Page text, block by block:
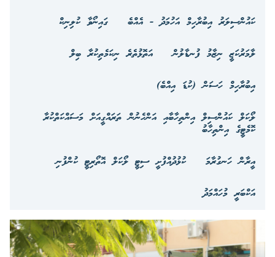
ކައުންސިލަރު އިބުރާހިމް އަހުމަދު - އެއްބެ
ގައިނޯވާ ކުލިނިކް
ލާމަރުކަޒީ ނިޒާމު ފުނޑާލުން
އަތޮޅުތެރެ ނިކަމެތިކުރާ ބިލް
އިބުރާހިމް ހަސަން (ކުޑަ އިއްބެ)
ލޯކަލް ކައުންސިލް އިންތިހާބާއި އަންހެނުން ތަރައްގީއަށް މަސައްކަތްކުރާ
ކޮމެޓީގެ އިންތިހާބު
އީރާން ހަނގުރާމަ
ކުޅުދުއްފުށީ ސިޓީ ލޯކަލް އޮތޯރިޓީ ކުންފުނި
އަކްބަރީ މުހައްމަދު